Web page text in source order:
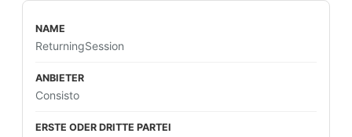
ReturningSession
Consisto